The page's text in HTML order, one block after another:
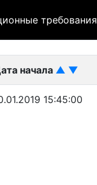
требования
начала ▲ ▼
15:45:00